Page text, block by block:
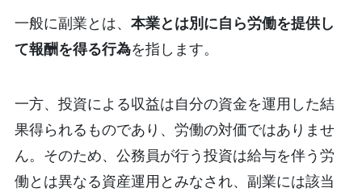
一般に副業とは、 本業とは別に自ら労働を提供し
て報酬を得る行為を指します。
一方、投資による収益は自分の資金を運用した結
果得られるものであり、労働の対価ではありませ
ん。そのため、公務員が行う投資は給与を伴う労
働とは異なる資産運用とみなされ、副業には該当